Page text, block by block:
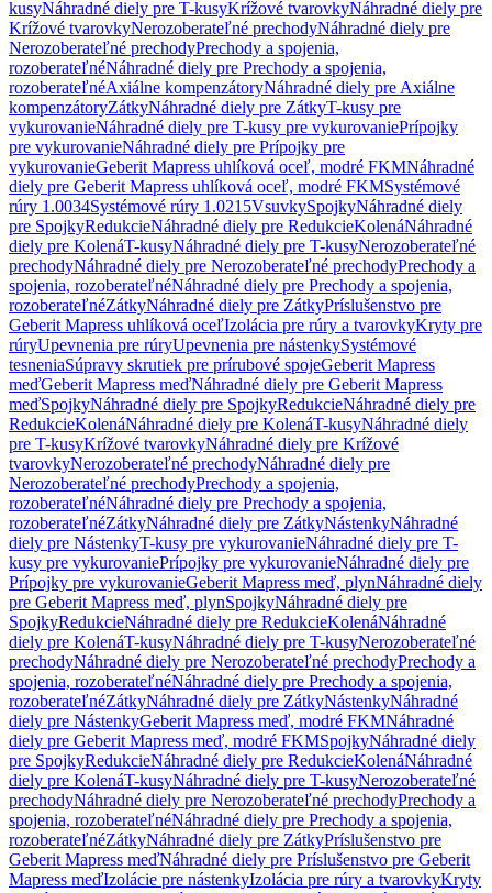
kusyNáhradné diely pre T-kusyKrížové tvarovkyNáhradné diely pre
Krížové tvarovkyNerozoberateľné prechodyNáhradné diely pre
Nerozoberateľné prechodyPrechody a spojenia,
rozoberateľnéNáhradné diely pre Prechody a spojenia,
rozoberateľnéAxiálne kompenzátoryNáhradné diely pre Axiálne
kompenzátoryZátkyNáhradné diely pre ZátkyT-kusy pre
vykurovanieNáhradné diely pre T-kusy pre vykurovaniePrípojky
pre vykurovanieNáhradné diely pre Prípojky pre
vykurovanieGeberit Mapress uhlíková oceľ, modré FKMNáhradné
diely pre Geberit Mapress uhlíková oceľ, modré FKMSystémové
rúry 1.0034Systémové rúry 1.0215VsuvkySpojkyNáhradné diely
pre SpojkyRedukcieNáhradné diely pre RedukcieKolenáNáhradné
diely pre KolenáT-kusyNáhradné diely pre T-kusyNerozoberateľné
prechodyNáhradné diely pre Nerozoberateľné prechodyPrechody a
spojenia, rozoberateľnéNáhradné diely pre Prechody a spojenia,
rozoberateľnéZátkyNáhradné diely pre ZátkyPríslušenstvo pre
Geberit Mapress uhlíková oceľIzolácia pre rúry a tvarovkyKryty pre
rúryUpevnenia pre rúryUpevnenia pre nástenkySystémové
tesneniaSúpravy skrutiek pre prírubové spojeGeberit Mapress
meďGeberit Mapress meďNáhradné diely pre Geberit Mapress
meďSpojkyNáhradné diely pre SpojkyRedukcieNáhradné diely pre
RedukcieKolenáNáhradné diely pre KolenáT-kusyNáhradné diely
pre T-kusyKrížové tvarovkyNáhradné diely pre Krížové
tvarovkyNerozoberateľné prechodyNáhradné diely pre
Nerozoberateľné prechodyPrechody a spojenia,
rozoberateľnéNáhradné diely pre Prechody a spojenia,
rozoberateľnéZátkyNáhradné diely pre ZátkyNástenkyNáhradné
diely pre NástenkyT-kusy pre vykurovanieNáhradné diely pre T-
kusy pre vykurovaniePrípojky pre vykurovanieNáhradné diely pre
Prípojky pre vykurovanieGeberit Mapress meď, plynNáhradné diely
pre Geberit Mapress meď, plynSpojkyNáhradné diely pre
SpojkyRedukcieNáhradné diely pre RedukcieKolenáNáhradné
diely pre KolenáT-kusyNáhradné diely pre T-kusyNerozoberateľné
prechodyNáhradné diely pre Nerozoberateľné prechodyPrechody a
spojenia, rozoberateľnéNáhradné diely pre Prechody a spojenia,
rozoberateľnéZátkyNáhradné diely pre ZátkyNástenkyNáhradné
diely pre NástenkyGeberit Mapress meď, modré FKMNáhradné
diely pre Geberit Mapress meď, modré FKMSpojkyNáhradné diely
pre SpojkyRedukcieNáhradné diely pre RedukcieKolenáNáhradné
diely pre KolenáT-kusyNáhradné diely pre T-kusyNerozoberateľné
prechodyNáhradné diely pre Nerozoberateľné prechodyPrechody a
spojenia, rozoberateľnéNáhradné diely pre Prechody a spojenia,
rozoberateľnéZátkyNáhradné diely pre ZátkyPríslušenstvo pre
Geberit Mapress meďNáhradné diely pre Príslušenstvo pre Geberit
Mapress meďIzolácie pre nástenkyIzolácia pre rúry a tvarovkyKryty